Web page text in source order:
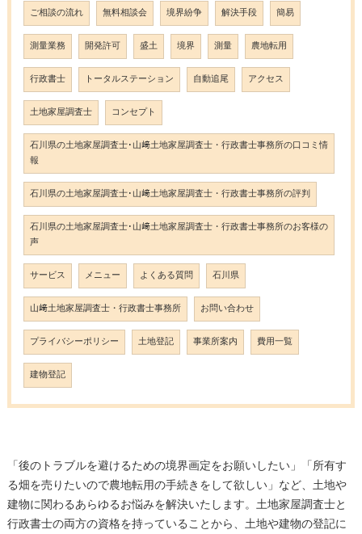
ご相談の流れ 無料相談会 境界紛争 解決手段 簡易
測量業務 開発許可 盛土 境界 測量 農地転用
行政書士 トータルステーション 自動追尾 アクセス
土地家屋調査士 コンセプト
石川県の土地家屋調査士･山﨑土地家屋調査士・行政書士事務所の口コミ情
報
石川県の土地家屋調査士･山﨑土地家屋調査士・行政書士事務所の評判
石川県の土地家屋調査士･山﨑土地家屋調査士・行政書士事務所のお客様の
声
サービス メニュー よくある質問 石川県
山﨑土地家屋調査士・行政書士事務所 お問い合わせ
プライバシーポリシー 土地登記 事業所案内 費用一覧
建物登記
「後のトラブルを避けるための境界画定をお願いしたい」「所有す
る畑を売りたいので農地転用の手続きをして欲しい」など、土地や
建物に関わるあらゆるお悩みを解決いたします。土地家屋調査士と
行政書士の両方の資格を持っていることから、土地や建物の登記に